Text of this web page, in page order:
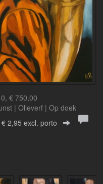
€ 750,00
| Olieverf | Op doek
2,95 excl. porto